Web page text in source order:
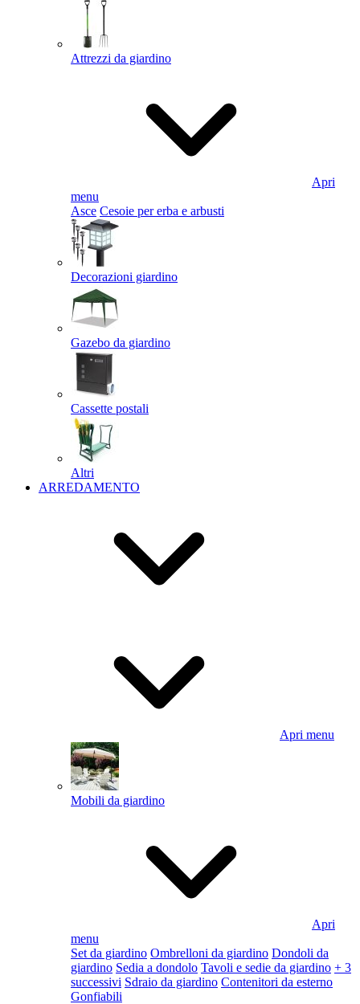
Attrezzi da giardino
Apri
menu
Asce Cesoie per erba e arbusti
Decorazioni giardino
Gazebo da giardino
Cassette postali
Altri
ARREDAMENTO
Apri menu
Mobili da giardino
Apri
menu
Set da giardino Ombrelloni da giardino Dondoli da
giardino Sedia a dondolo Tavoli e sedie da giardino + 3
successivi Sdraio da giardino Contenitori da esterno
Gonfiabili